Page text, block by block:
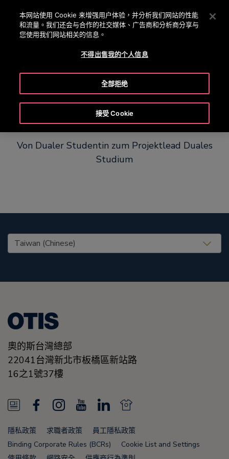
按 Enter 鍵跳至主要內容
搜
Chanica
Von Dualer Studentin zum Projektlead Duales
Studium
United States (EN)
奧的斯台灣總部
22041台灣新北市板橋區新站路
16之1號37樓
N
e
w
a
c
I
n
s
u
L
i
n
N
e
w
隱私政策 求職者政策
員工隱私政策
Binding Corporate Rules (BCRs)
Cookie List and Settings
本网站使用 Cookie 来增强用户体验，并分析我们网站的性能
和流量。我们还会与合作的社交媒体、广告商和分析商分享与
您使用我们网站相关的信息。
不得出售我的个人信息
全部拒绝
接受 Cookie